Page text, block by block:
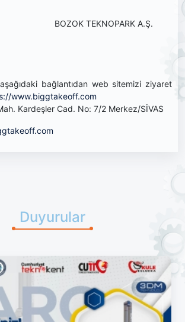
BOZOK TEKNOPARK A.Ş.
bağlantıdan web sitemizi ziyaret
www.biggtakeoff.com
Kardeşler Cad. No: 7/2 Merkez/SİVAS
Duyurular